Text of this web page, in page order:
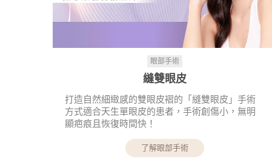
眼部手術
縫雙眼皮
打造自然細緻感的雙眼皮褶的「縫雙眼皮」手術
方式適合天生單眼皮的患者，手術創傷小，無明
顯疤痕且恢復時間快！
了解眼部手術